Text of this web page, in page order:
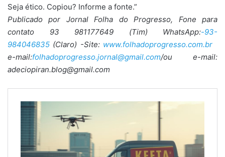
Seja ético. Copiou? Informe a fonte.”
Publicado por Jornal Folha do Progresso, Fone para
contato 93 981177649 (Tim) WhatsApp:-93-
984046835 (Claro) -Site: www.folhadoprogresso.com.br
e-mail:folhadoprogresso.jornal@gmail.com/ou e-mail:
adeciopiran.blog@gmail.com